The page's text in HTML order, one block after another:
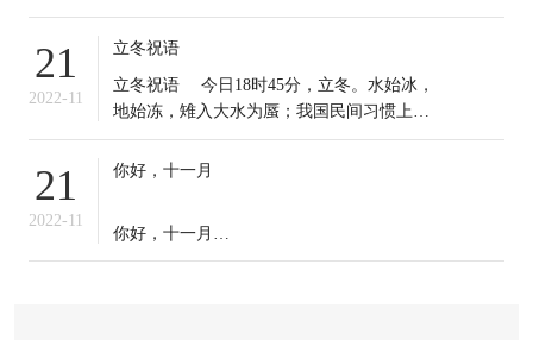
text-indent: 0em !important; mar
21
2022-11
立冬祝语
​立冬祝语 今日18时45分，立冬。水始冰，
地始冻，雉入大水为蜃；我国民间习惯上把
这一天作为冬季之始；冬天到来，今日起我
们应保证充足睡眠，多晒太阳，适时锻炼，
子碗，冻掉耳朵没人管”的说法。你那里立冬
吃啥？冬天来了，
21
2022-11
你好，十一月
你好，十一月